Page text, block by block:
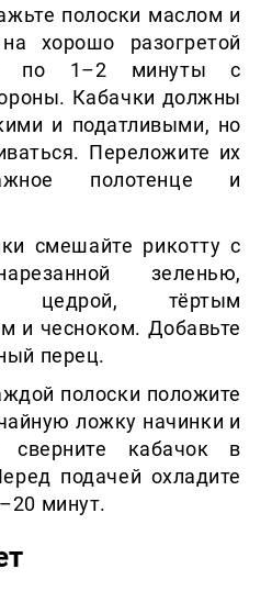
полоски маслом и
хорошо разогретой
по 1–2 минуты с
Кабачки должны
и податливыми, но
Переложите их
полотенце и
смешайте рикотту с
зеленью,
цедрой, тёртым
и чесноком. Добавьте
перец.
полоски положите
ложку начинки и
сверните кабачок в
подачей охладите
минут.